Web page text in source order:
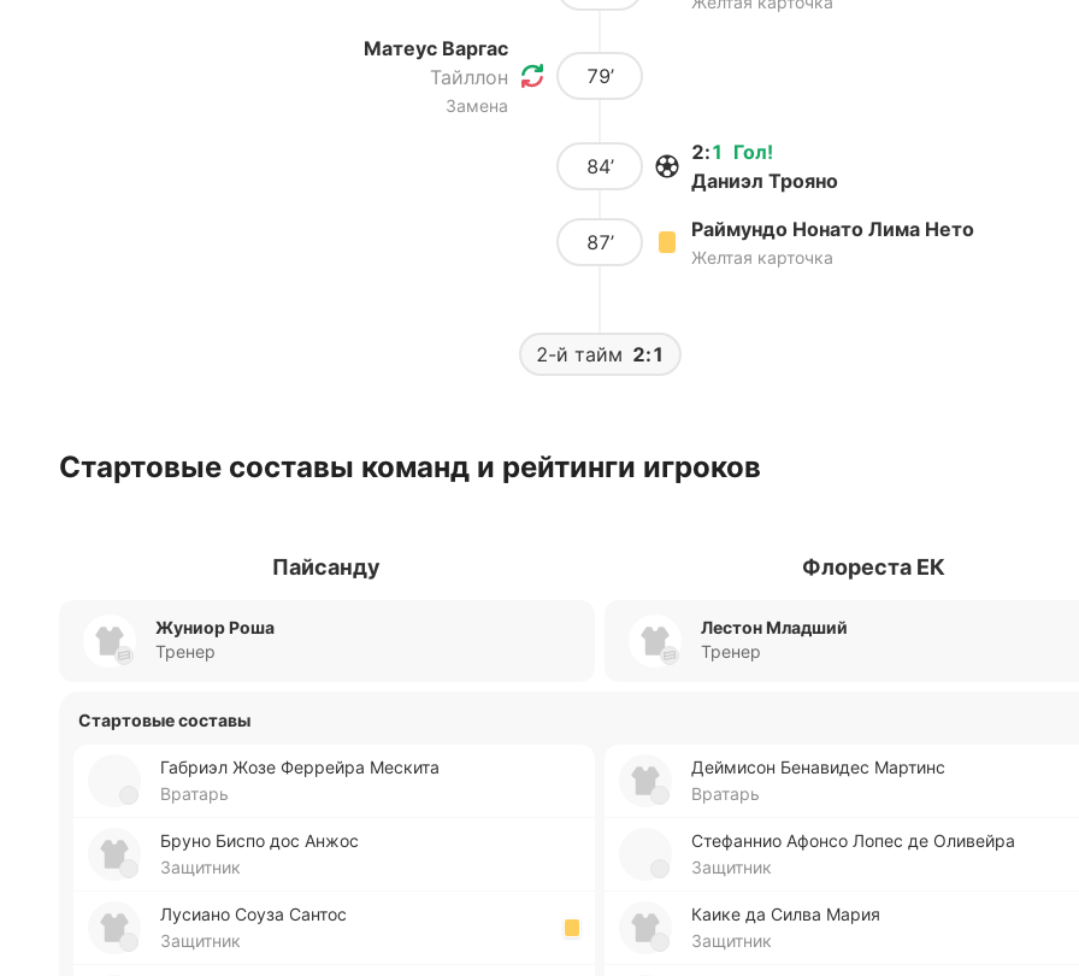
Матеус Варгас
Тайллон
Замена
79’
84’
Гол!
2:1
Даниэл Трояно
87’
Раймундо Нонато Лима Нето
Желтая карточка
2-й тайм 2:1
Стартовые составы команд и рейтинги игроков
Пайсанду Флореста ЕК
Жуниор Роша
Тренер
Лестон Младший
Тренер
Стартовые составы
Га­бриэл Жозе Фе­ррей­ра Ме­ски­та
Вратарь
Бруно Биспо дос Анжос
Защитник
Лу­сиа­но Соуза Сантос
Защитник
Дей­ми­сон Бе­на­ви­дес Ма­ртинс
Вратарь
Сте­фа­ннио Афонсо Лопес де Оли­вей­ра
Защитник
Каике да Силва Мария
Защитник